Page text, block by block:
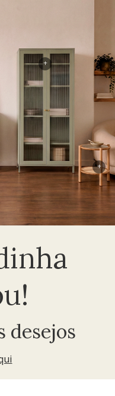
desejos
+
+